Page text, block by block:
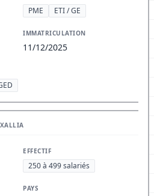
PME ETI / GE
IMMATRICULATION
11/12/2025
EFFECTIF
250 à 499 salariés
PAYS